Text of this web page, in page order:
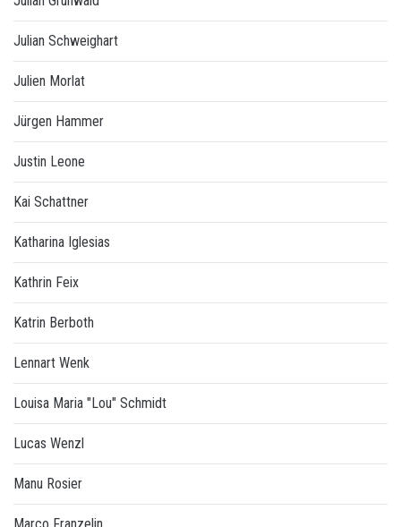
Julian Schweighart
Julien Morlat
Jürgen Hammer
Justin Leone
Kai Schattner
Katharina Iglesias
Kathrin Feix
Katrin Berboth
Lennart Wenk
Louisa Maria "Lou" Schmidt
Lucas Wenzl
Manu Rosier